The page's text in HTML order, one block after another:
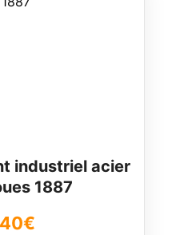
industriel acier
1887
€